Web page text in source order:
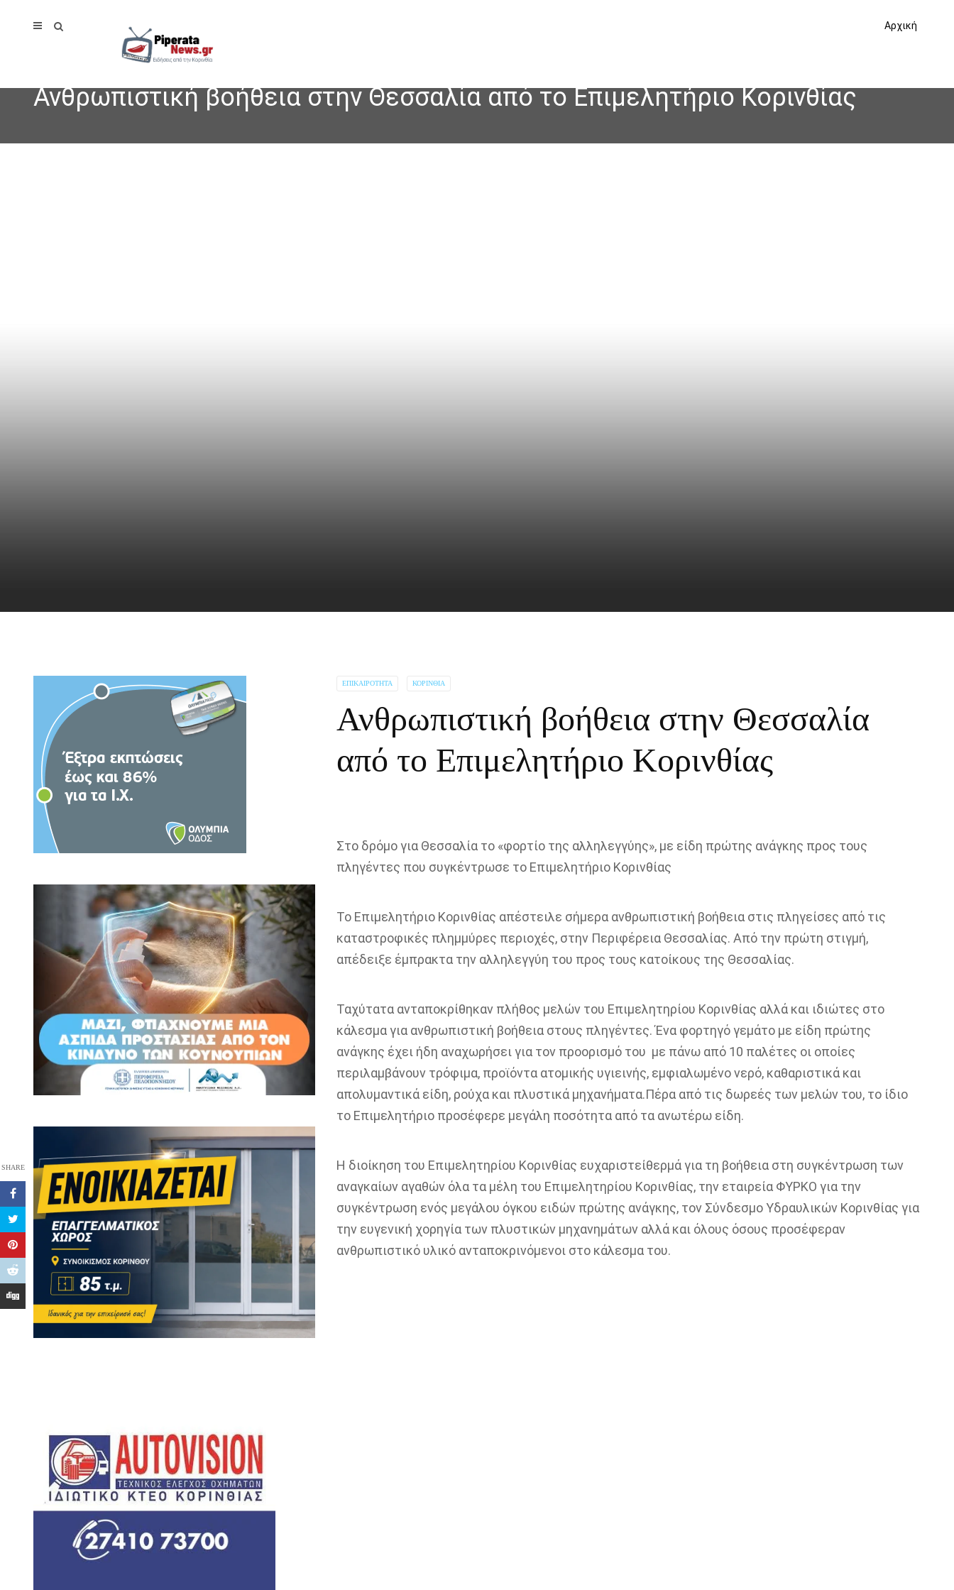
Αρχική
Ανθρωπιστική βοήθεια στην Θεσσαλία από το Επιμελητήριο Κορινθίας
ΕΠΙΚΑΙΡΌΤΗΤΑ ΚΟΡΙΝΘΊΑ
Ανθρωπιστική βοήθεια στην Θεσσαλία
από το Επιμελητήριο Κορινθίας
SHARE
Στο δρόμο για Θεσσαλία το«φορτίοτης αλληλεγγύης», με είδη πρώτης ανάγκης προς τους
πληγέντες που συγκέντρωσε το Επιμελητήριο Κορινθίας
Το Επιμελητήριο Κορινθίας απέστειλε σήμερα ανθρωπιστική βοήθεια στις πληγείσες από τις
καταστροφικές πλημμύρες περιοχές, στην Περιφέρεια Θεσσαλίας. Από την πρώτη στιγμή,
απέδειξε έμπρακτα την αλληλεγγύη του προς τους κατοίκους της Θεσσαλίας.
Ταχύτατα ανταποκρίθηκαν πλήθος μελώντου Επιμελητηρίου Κορινθίας αλλά και ιδιώτες στο
κάλεσμα για ανθρωπιστική βοήθεια στους πληγέντες. Ένα φορτηγόγεμάτο με είδη πρώτης
ανάγκης έχει ήδη αναχωρήσει για τον προορισμό του με πάνω από 10 παλέτες οι οποίες
περιλαμβάνουν τρόφιμα, προϊόντα ατομικής υγιεινής, εμφιαλωμένο νερό, καθαριστικά και
απολυμαντικά είδη, ρούχακαι πλυστικά μηχανήματα.Πέρα από τις δωρεές των μελών του, το ίδιο
το Επιμελητήριο προσέφερε μεγάλη ποσότητα από τα ανωτέρωείδη.
Η διοίκηση του Επιμελητηρίου Κορινθίας ευχαριστείθερμά για τη βοήθεια στη συγκέντρωση των
αναγκαίων αγαθών όλα τα μέλη του Επιμελητηρίου Κορινθίας, την εταιρεία ΦΥΡΚΟ για την
συγκέντρωση ενός μεγάλου όγκου ειδών πρώτης ανάγκης, τον Σύνδεσμο Υδραυλικών Κορινθίας για
την ευγενική χορηγία των πλυστικών μηχανημάτων αλλά και όλους όσους προσέφεραν
ανθρωπιστικό υλικό ανταποκρινόμενοι στο κάλεσμα του.